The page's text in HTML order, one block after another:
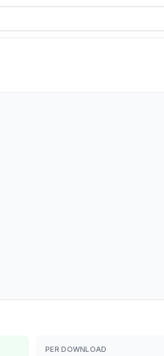
PER DOWNLOAD